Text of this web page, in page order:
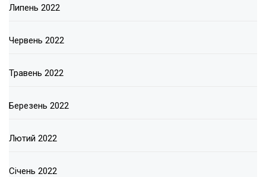
Липень 2022
Червень 2022
Травень 2022
Березень 2022
Лютий 2022
Січень 2022